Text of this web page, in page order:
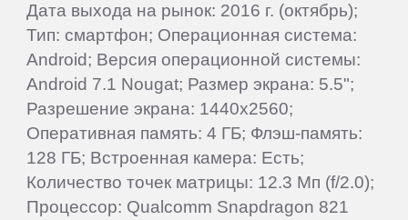
Дата выхода на рынок: 2016 г. (октябрь);
Тип: смартфон; Операционная система:
Android; Версия операционной системы:
Android 7.1 Nougat; Размер экрана: 5.5";
Разрешение экрана: 1440x2560;
Оперативная память: 4 ГБ; Флэш-память:
128 ГБ; Встроенная камера: Есть;
Количество точек матрицы: 12.3 Мп (f/2.0);
Процессор: Qualcomm Snapdragon 821